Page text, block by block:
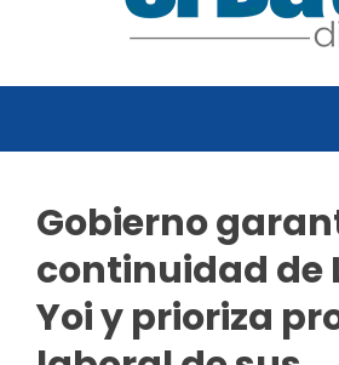
Gobierno
continuidad de
Yoi y prioriza